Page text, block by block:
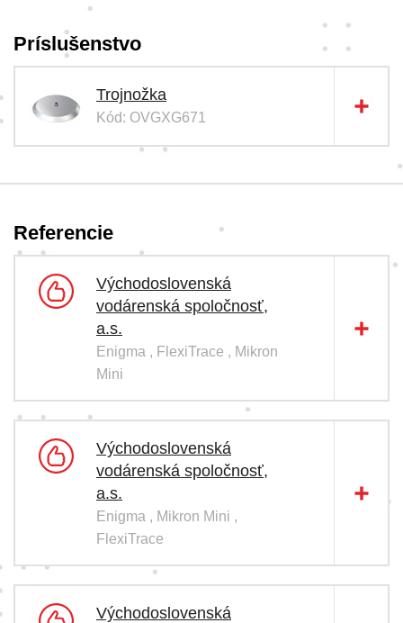
Príslušenstvo
Trojnožka
Kód: OVGXG671
Referencie
Východoslovenská
vodárenská spoločnosť,
a.s.
Enigma , FlexiTrace , Mikron
Mini
Východoslovenská
vodárenská spoločnosť,
a.s.
Enigma , Mikron Mini ,
FlexiTrace
Východoslovenská